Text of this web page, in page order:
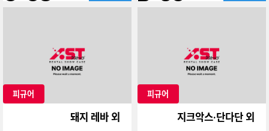
피규어
돼지 레바 외
피규어
지크악스·단다단 외